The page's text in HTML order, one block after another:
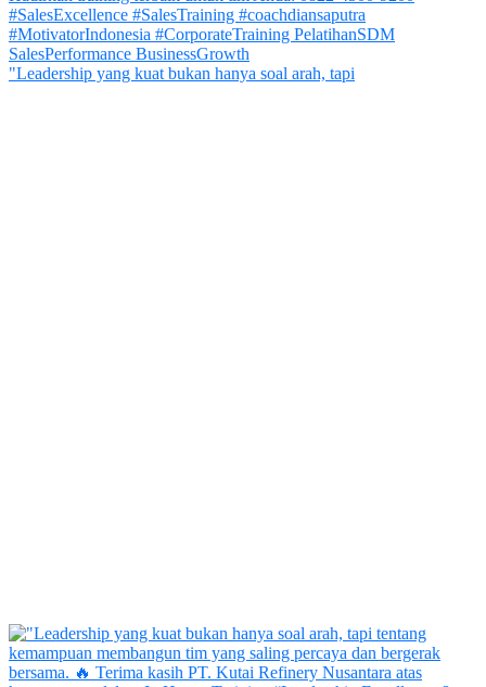
"Leadership yang kuat bukan hanya soal arah, tapi